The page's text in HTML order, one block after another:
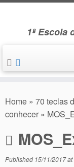
Skip
1ª Escola
Home » 70 teclas
conhecer »
Published 15/11/2017at